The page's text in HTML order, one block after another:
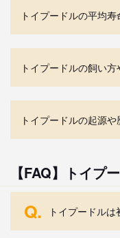
トイプードルの平均
トイプードルの飼い
トイプードルの起源や
【FAQ】トイプ
Q. トイプードル